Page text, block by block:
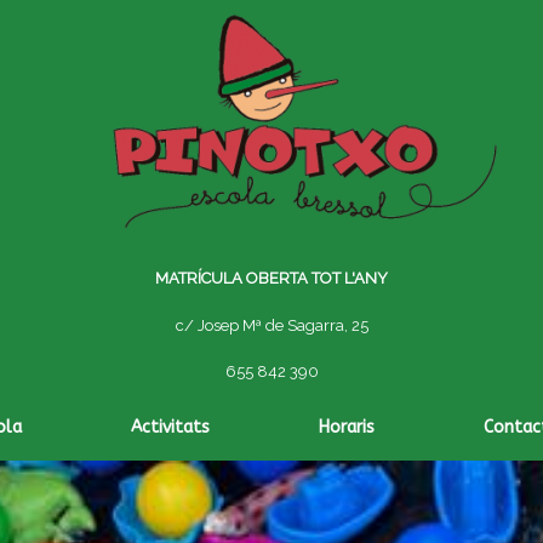
MATRÍCULA OBERTA TOT L'ANY
c/ Josep Mª de Sagarra, 25
655 842 390
Activitats Horaris